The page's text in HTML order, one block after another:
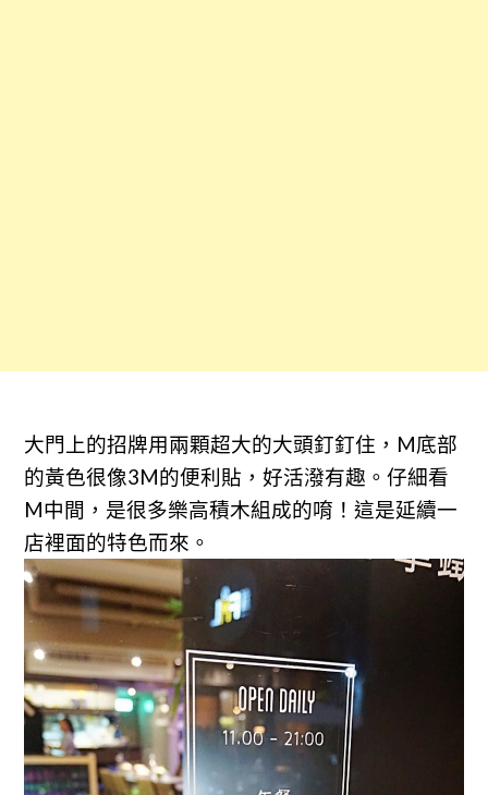
大門上的招牌用兩顆超大的大頭釘釘住，M底部
的黃色很像3M的便利貼，好活潑有趣。仔細看
M中間，是很多樂高積木組成的唷！這是延續一
店裡面的特色而來。